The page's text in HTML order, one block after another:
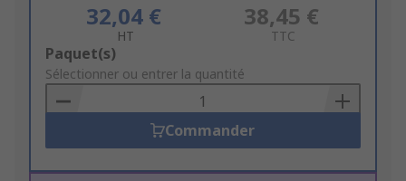
32,04 €
HT
38,45 €
TTC
Add
to
Basket
Paquet(s)
Sélectionner ou entrer la quantité
Commander